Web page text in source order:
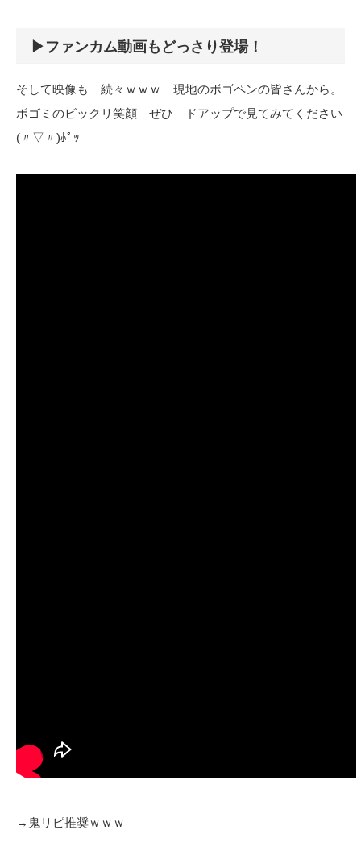
▶ファンカム動画もどっさり登場！
そして映像も 続々ｗｗｗ 現地のボゴペンの皆さんから。
ボゴミのビックリ笑顔 ぜひ ドアップで見てみてください
(〃▽〃)ﾎﾟｯ
→鬼リピ推奨ｗｗｗ